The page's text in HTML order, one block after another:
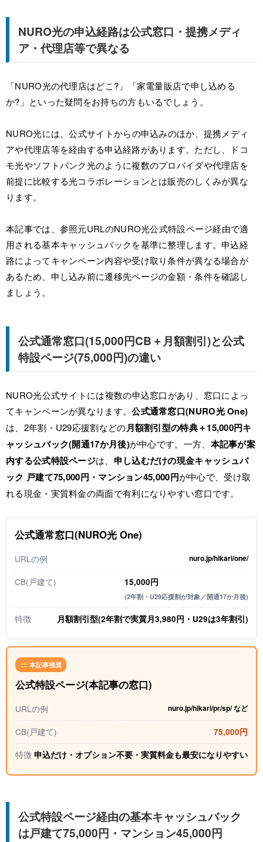
NURO光の申込経路は公式窓口・提携メディ
ア・代理店等で異なる
「NURO光の代理店はどこ?」「家電量販店で申し込める
か?」といった疑問をお持ちの方もいるでしょう。
NURO光には、公式サイトからの申込みのほか、提携メディ
アや代理店等を経由する申込経路があります。ただし、ドコ
モ光やソフトバンク光のように複数のプロバイダや代理店を
前提に比較する光コラボレーションとは販売のしくみが異な
ります。
本記事では、参照元URLのNURO光公式特設ページ経由で適
用される基本キャッシュバックを基準に整理します。申込経
路によってキャンペーン内容や受け取り条件が異なる場合が
あるため、申し込み前に遷移先ページの金額・条件を確認し
ましょう。
公式通常窓口(15,000円CB＋月額割引)と公式
特設ページ(75,000円)の違い
NURO光公式サイトには複数の申込窓口があり、窓口によっ
てキャンペーンが異なります。公式通常窓口(NURO光 One)
は、2年割・U29応援割などの月額割引型の特典＋15,000円キ
ャッシュバック(開通17か月後)が中心です。一方、 本記事が案
内する公式特設ページは、 申し込むだけの現金キャッシュバ
ック 戸建て75,000円・マンション45,000円が中心で、受け取
れる現金・実質料金の両面で有利になりやすい窓口です。
公式通常窓口(NURO光 One)
URLの例 nuro.jp/hikari/one/
CB(戸建て) 15,000円
(2年割・U29応援割が対象／開通17か月後)
特徴 月額割引型(2年割で実質月3,980円・U29は3年割引)
本記事推奨
公式特設ページ(本記事の窓口)
URLの例 nuro.jp/hikari/pr/sp/ など
CB(戸建て) 75,000円
特徴 申込だけ・オプション不要・実質料金も最安になりやすい
公式特設ページ経由の基本キャッシュバック
は戸建て75,000円・マンション45,000円